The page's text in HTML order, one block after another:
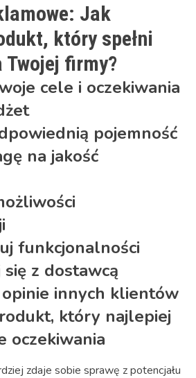
Jak
który spełni
firmy?
cele i oczekiwania
pojemność
na jakość
funkcjonalności
z dostawcą
opinie innych klientów
który najlepiej
oczekiwania
zdaje sobie sprawę z potencjału